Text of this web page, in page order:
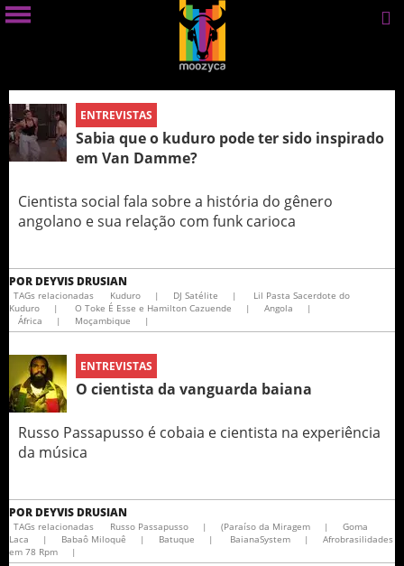
ENTREVISTAS
Sabia que o kuduro pode ter sido inspirado
em Van Damme?
Cientista social fala sobre a história do gênero
angolano e sua relação com funk carioca
POR DEYVIS DRUSIAN
TAGs relacionadas Kuduro | DJ Satélite |
Lil Pasta Sacerdote do
Kuduro
| O Toke É Esse e Hamilton Cazuende | Angola
|
África
| Moçambique |
ENTREVISTAS
O cientista da vanguarda baiana
Russo Passapusso é cobaia e cientista na experiência
da música
POR DEYVIS DRUSIAN
TAGs relacionadas Russo Passapusso | (Paraíso da Miragem |
Goma
Laca
| Babaô Miloquê | Batuque | BaianaSystem |
Afrobrasilidades
em 78 Rpm
|